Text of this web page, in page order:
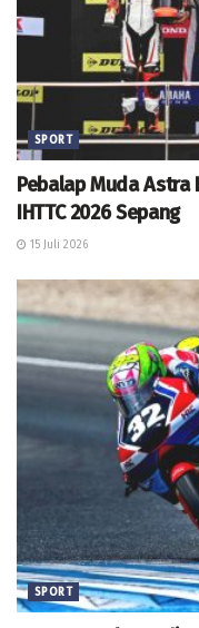
SPORT
Pebalap Muda Astra
IHTTC 2026 Sepang
15 Juli 2026
SPORT